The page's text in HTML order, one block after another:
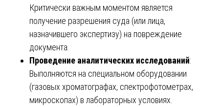
Критически важным моментом является
получение разрешения суда (или лица,
назначившего экспертизу) на повреждение
документа.
Проведение аналитических исследований:
Выполняются на специальном оборудовании
(газовых хроматографах, спектрофотометрах,
микроскопах) в лабораторных условиях.